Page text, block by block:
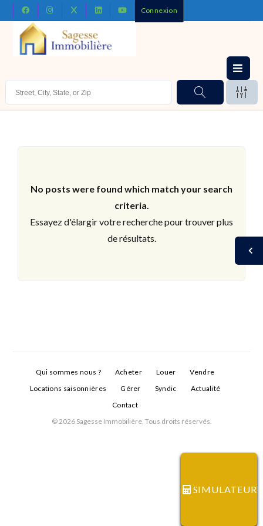
Connexion
No posts were found which match your search
criteria.
Essayez d'élargir votre recherche pour trouver plus
de résultats.
Qui sommes nous ? Acheter Louer
Vendre
Locations saisonnières
Gérer Syndic
Actualité
Contact
© 2026 Sagesse Immobilière, Tous droits réservés.
SIMULATEUR
Connexion